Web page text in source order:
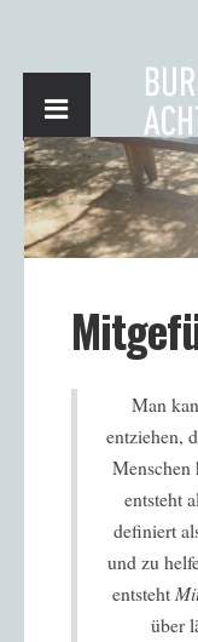
Man
entziehen,
Menschen
entsteht
definiert
und zu
entsteht
über